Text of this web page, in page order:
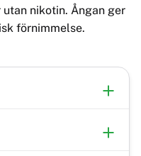
nikotin. Ångan ger
förnimmelse.